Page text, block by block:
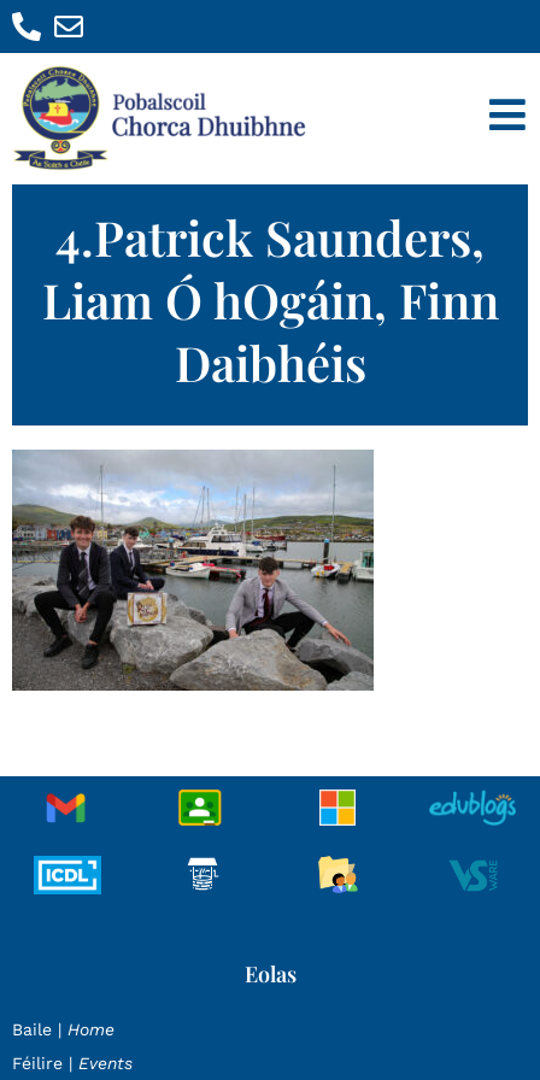
4.Patrick Saunders,
Liam Ó hOgáin, Finn
Daibhéis
Eolas
Baile | Home
Féilire | Events